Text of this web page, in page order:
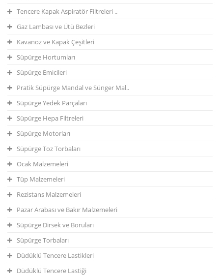
Tencere Kapak Aspiratör Filtreleri ..
Gaz Lambası ve Ütü Bezleri
Kavanoz ve Kapak Çeşitleri
Süpürge Hortumları
Süpürge Emicileri
Pratik Süpürge Mandal ve Sünger Mal..
Süpürge Yedek Parçaları
Süpürge Hepa Filtreleri
Süpürge Motorları
Süpürge Toz Torbaları
Ocak Malzemeleri
Tüp Malzemeleri
Rezistans Malzemeleri
Pazar Arabası ve Bakır Malzemeleri
Süpürge Dirsek ve Boruları
Süpürge Torbaları
Düdüklü Tencere Lastikleri
Düdüklü Tencere Lastiği